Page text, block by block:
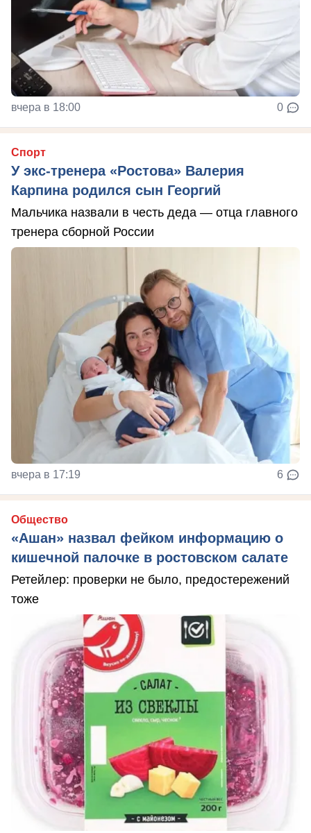
вчера в 18:00 0
Спорт
У экс-тренера «Ростова» Валерия
Карпина родился сын Георгий
Мальчика назвали в честь деда — отца главного
тренера сборной России
вчера в 17:19 6
Общество
«Ашан» назвал фейком информацию о
кишечной палочке в ростовском салате
Ретейлер: проверки не было, предостережений
тоже